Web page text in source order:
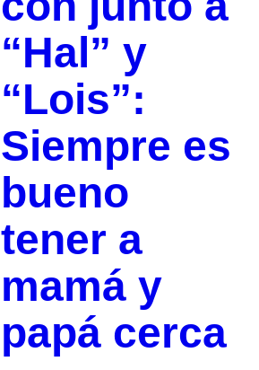
“Hal” y
“Lois”:
Siempre es
bueno
tener a
mamá y
papá cerca